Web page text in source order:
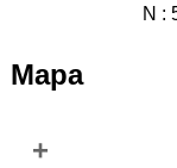
N :
Mapa
+